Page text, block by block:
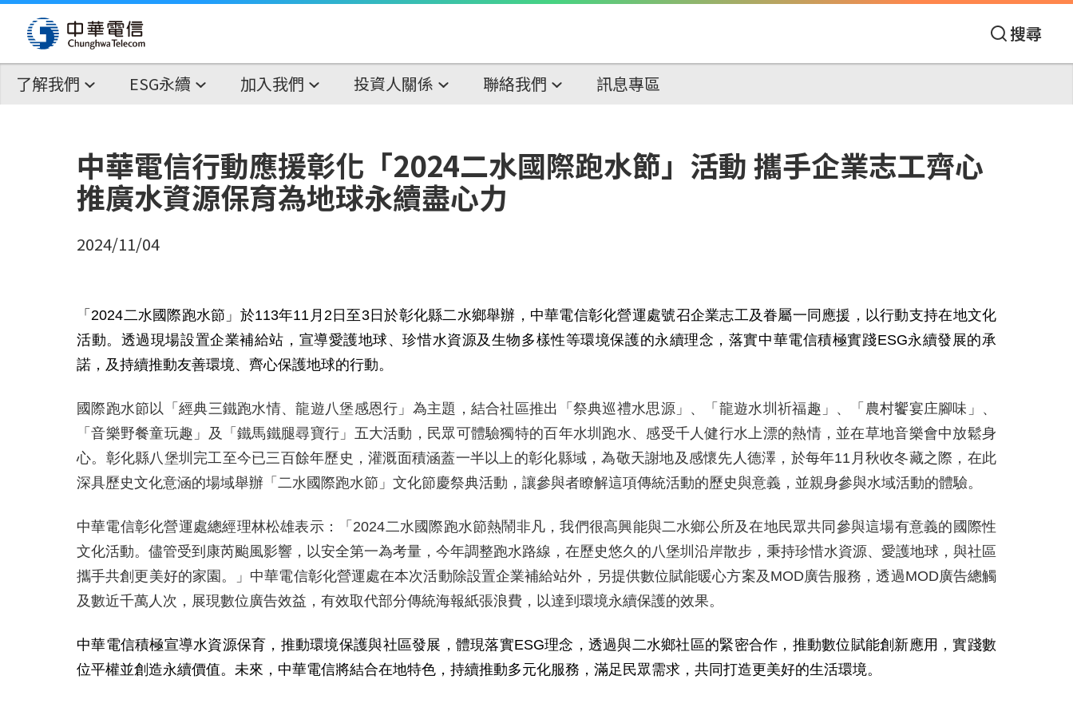
搜尋
了解我們 ESG永續 加入我們 投資人關係 聯絡我們 訊息專區
中華電信行動應援彰化「2024二水國際跑水節」活動 攜手企業志工齊心
推廣水資源保育為地球永續盡心力
2024/11/04
「2024二水國際跑水節」於113年11 月 2日至3日於彰化縣二水鄉舉辦，中華電信彰化營運處號召企業志工及眷屬一同應援，以行動支持在地文化
活動。透過現場設置企業補給站，宣導愛護地球、珍惜水資源及生物多樣性等環境保護的永續理念，落實中華電信積極實踐ESG永續發展的承
諾，及持續推動友善環境、齊心保護地球的行動。
國際跑水節以「經典三鐵跑水情、龍遊八堡感恩行」為主題，結合社區推出「祭典巡禮水思源」、「龍遊水圳祈福趣」、「農村饗宴庄腳味」、
「音樂野餐童玩趣」及「鐵馬鐵腿尋寶行」五大活動，民眾可體驗獨特的百年水圳跑水、感受千人健行水上漂的熱情，並在草地音樂會中放鬆身
心。彰化縣八堡圳完工至今已三百餘年歷史，灌溉面積涵蓋一半以上的彰化縣域，為敬天謝地及感懷先人德澤，於每年11 月秋收冬藏之際，在此
深具歷史文化意涵的場域舉辦「二水國際跑水節」文化節慶祭典活動，讓參與者瞭解這項傳統活動的歷史與意義，並親身參與水域活動的體驗。
中華電信彰化營運處總經理林松雄表示：「 2024二水國際跑水節熱鬧非凡，我們很高興能與二水鄉公所及在地民眾共同參與這場有意義的國際性
文化活動。儘管受到康芮颱風影響，以安全第一為考量，今年調整跑水路線，在歷史悠久的八堡圳沿岸散步，秉持珍惜水資源、愛護地球，與社區
攜手共創更美好的家園。」中華電信彰化營運處在本次活動除設置企業補給站外，另提供數位賦能暖心方案及 MOD廣告服務，透過MOD廣告總觸
及數近千萬人次，展現數位廣告效益，有效取代部分傳統海報紙張浪費，以達到環境永續保護的效果。
中華電信積極宣導水資源保育，推動環境保護與社區發展，體現落實ESG理念，透過與二水鄉社區的緊密合作，推動數位賦能創新應用，實踐數
位平權並創造永續價值。未來，中華電信將結合在地特色，持續推動多元化服務，滿足民眾需求，共同打造更美好的生活環境。